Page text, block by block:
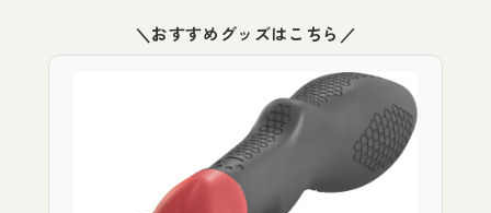
＼おすすめグッズはこちら／